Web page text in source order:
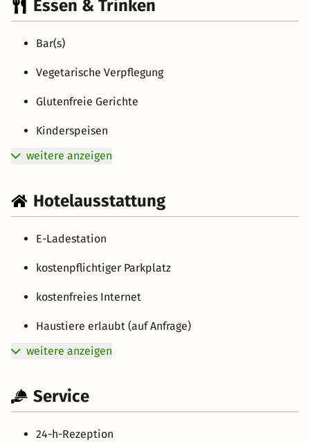
Essen & Trinken
Bar(s)
Vegetarische Verpflegung
Glutenfreie Gerichte
Kinderspeisen
weitere anzeigen
Hotelausstattung
E-Ladestation
kostenpflichtiger Parkplatz
kostenfreies Internet
Haustiere erlaubt (auf Anfrage)
weitere anzeigen
Service
24-h-Rezeption